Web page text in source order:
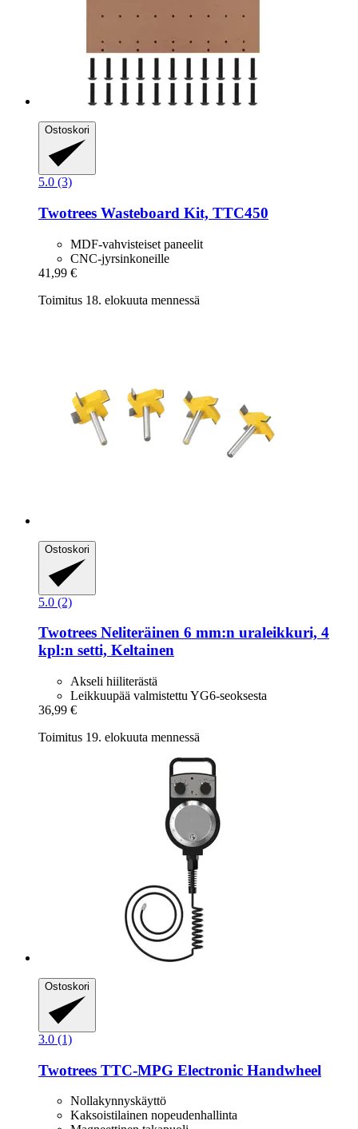
Ostoskori
5.0 (3)
Twotrees Wasteboard Kit, TTC450
MDF-vahvisteiset paneelit
CNC-jyrsinkoneille
41,99 €
Toimitus 18. elokuuta mennessä
Ostoskori
5.0 (2)
Twotrees Neliteräinen 6 mm:n uraleikkuri, 4
kpl:n setti, Keltainen
Akseli hiiliterästä
Leikkuupää valmistettu YG6-seoksesta
36,99 €
Toimitus 19. elokuuta mennessä
Ostoskori
3.0 (1)
Twotrees TTC-​MPG Electronic Handwheel
Nollakynnyskäyttö
Kaksoistilainen nopeudenhallinta